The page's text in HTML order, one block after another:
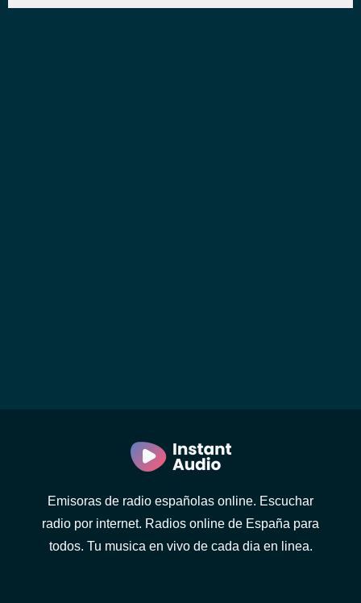
Emisoras de radio españolas online. Escuchar
radio por internet. Radios online de España para
todos. Tu musica en vivo de cada dia en linea.